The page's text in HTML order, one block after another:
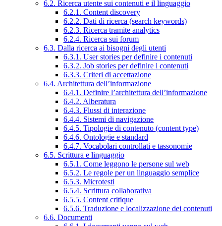
6.2. Ricerca utente sui contenuti e il linguaggio
6.2.1. Content discovery
6.2.2. Dati di ricerca (search keywords)
6.2.3. Ricerca tramite analytics
6.2.4. Ricerca sui forum
6.3. Dalla ricerca ai bisogni degli utenti
6.3.1. User stories per definire i contenuti
6.3.2. Job stories per definire i contenuti
6.3.3. Criteri di accettazione
6.4. Architettura dell’informazione
6.4.1. Definire l’architettura dell’informazione
6.4.2. Alberatura
6.4.3. Flussi di interazione
6.4.4. Sistemi di navigazione
6.4.5. Tipologie di contenuto (content type)
6.4.6. Ontologie e standard
6.4.7. Vocabolari controllati e tassonomie
6.5. Scrittura e linguaggio
6.5.1. Come leggono le persone sul web
6.5.2. Le regole per un linguaggio semplice
6.5.3. Microtesti
6.5.4. Scrittura collaborativa
6.5.5. Content critique
6.5.6. Traduzione e localizzazione dei contenuti
6.6. Documenti